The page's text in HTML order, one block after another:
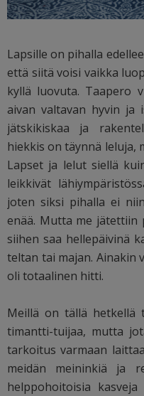
Lapsille on pihalla
että siitä voisi vaikka
kyllä luovuta. Taapero
aivan valtavan hyvin ja
jätskikiskaa ja
hiekkis on täynnä leluja,
Lapset ja lelut siellä
leikkivät
joten siksi pihalla ei
enää. Mutta me jätettiin
siihen saa hellepäivinä
teltan tai majan. Ainakin
oli totaalinen hitti.
Meillä on tällä hetkellä
timantti-tuijaa, mutta
tarkoitus varmaan
meidän meininkiä ja
helppohoitoisia